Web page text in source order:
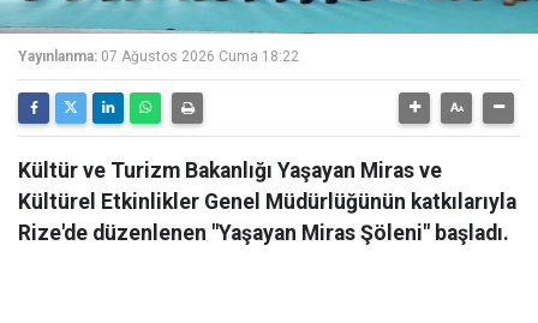
Yayınlanma: 07 Ağustos 2026 Cuma 18:22
Kültür ve Turizm Bakanlığı Yaşayan Miras ve
Kültürel Etkinlikler Genel Müdürlüğünün katkılarıyla
Rize'de düzenlenen "Yaşayan Miras Şöleni" başladı.